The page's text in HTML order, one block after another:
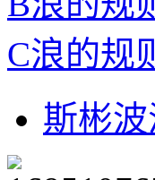
C浪的规
斯彬